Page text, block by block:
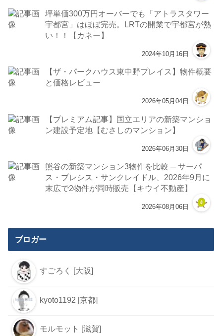
坪単価300万円オーバーでも「アトラスタワー
宇都宮」はほぼ完売。LRTの開業で宇都宮が熱
い！！【カネー】
2024年10月16日
【ザ・パークハウス東中野プレイス】物件概要
と価格レビュー
2026年05月04日
【プレミアム記事】国立エリアの新築マンショ
ン建設予定地【むさしのマンション】
2026年06月30日
熊谷の新築マンション3物件を比較 ─ サーパ
ス・プレシス・サンクレイドル、2026年9月に
末広で2物件が同時販売【キウイ不動産】
2026年08月06日
ブロガー
すごろく [大阪]
kyoto1192 [京都]
モルモット [滋賀]